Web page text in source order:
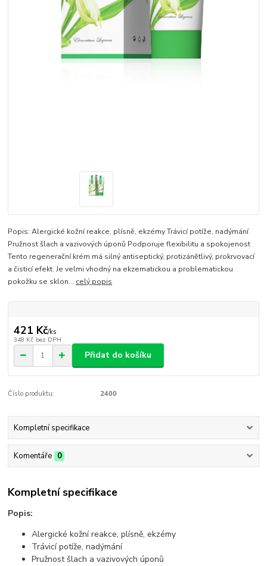
Popis: Alergické kožní reakce, plísně, ekzémy Trávicí potíže, nadýmání
Pružnost šlach a vazivových úponů Podporuje flexibilitu a spokojenost
Tento regenerační krém má silný antiseptický, protizánětlivý, prokrvovací
a čisticí efekt. Je velmi vhodný na ekzematickou a problematickou
pokožku se sklon... celý popis
421 Kč/ks
348 Kč bez DPH
Přidat do košíku
Číslo produktu: 2400
Kompletní specifikace
Komentáře 0
Kompletní specifikace
Popis:
Alergické kožní reakce, plísně, ekzémy
Trávicí potíže, nadýmání
Pružnost šlach a vazivových úponů